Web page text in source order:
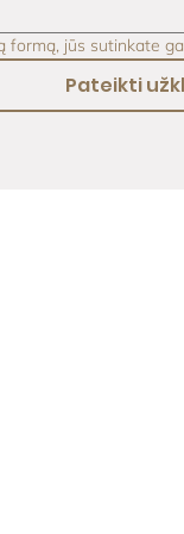
formą, jūs sutinkate
Pateikti